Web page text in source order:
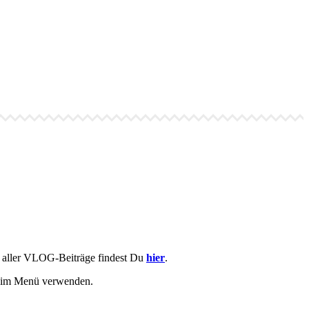
VLOG-Beiträge findest Du hier.
Menü verwenden.